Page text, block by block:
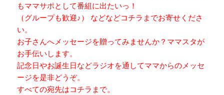
もママサポとして番組に出たいっ！
（グループも歓迎♪） などなどコチラまでお寄せくださ
い。
お子さんへメッセージを贈ってみませんか？ママスタが
お手伝いします。
記念日やお誕生日などラジオを通してママからのメッセ
ージを是非どうぞ。
すべての宛先はコチラまで。